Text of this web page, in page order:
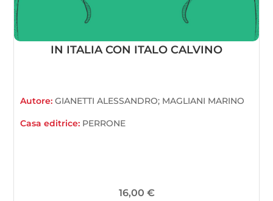
IN ITALIA CON ITALO CALVINO
Autore:GIANETTI ALESSANDRO; MAGLIANI MARINO
Casa editrice: PERRONE
16,00 €